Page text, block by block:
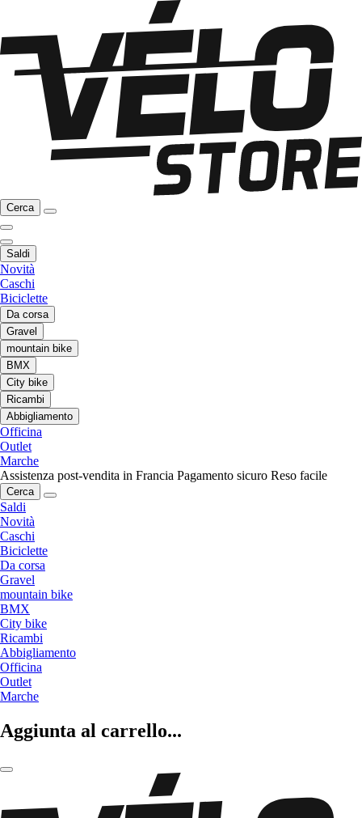
Cerca
Saldi
Novità
Caschi
Biciclette
Da corsa
Gravel
mountain bike
BMX
City bike
Ricambi
Abbigliamento
Officina
Outlet
Marche
Assistenza post-vendita in Francia Pagamento sicuro Reso facile
Cerca
Saldi
Novità
Caschi
Biciclette
Da corsa
Gravel
mountain bike
BMX
City bike
Ricambi
Abbigliamento
Officina
Outlet
Marche
Aggiunta al carrello...